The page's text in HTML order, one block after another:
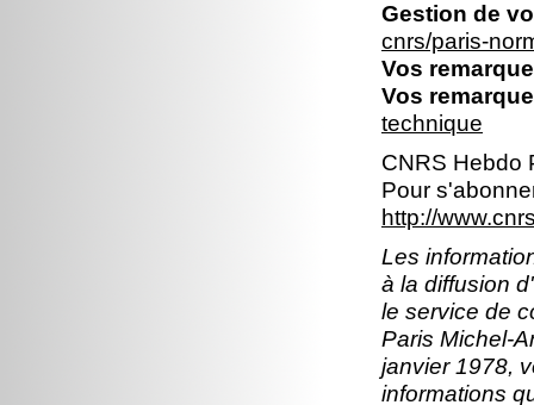
Gestion de
cnrs/paris-
Vos
Vos
technique
CNRS Hebdo
Pour
http://
Les
à la diffusion
le service de
Paris Michel-
janvier 1978,
informations